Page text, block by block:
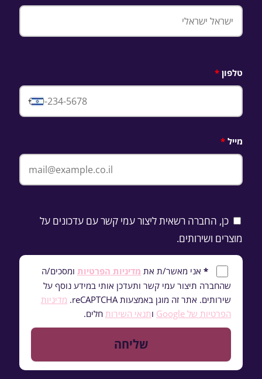
טלפון
Israel
+972
מייל
כן, החברה רשאית ליצור עמי קשר עם עדכונים על
מוצרים ושירותים.
* אני מאשר/ת את מדיניות הפרטיות ומסכים/ה
שהחברה תיצור עמי קשר ותעדכן אותי במידע נוסף על
שירותים. אתר זה מוגן באמצעות reCAPTCHA.
מדיניות
הפרטיות של Google
ותנאי השירות חלים.